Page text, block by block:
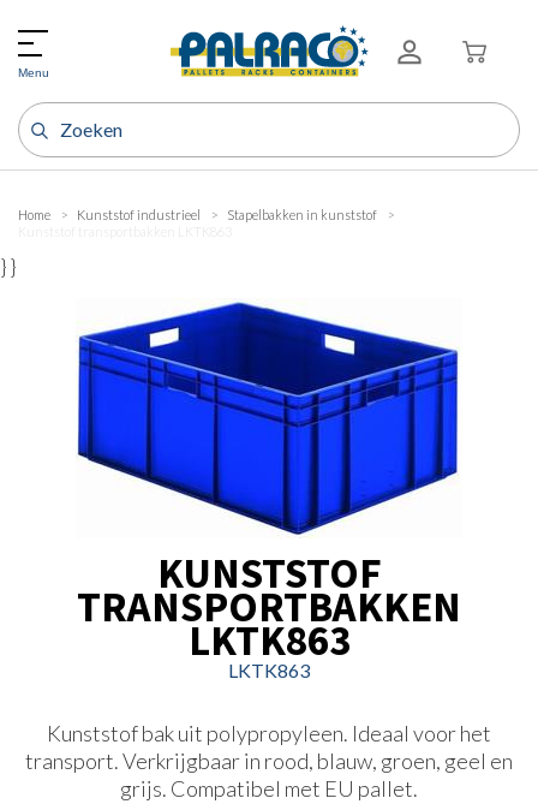
Menu
Home Kunststof industrieel
Stapelbakken in kunststof
Kunststof transportbakken LKTK863
} }
KUNSTSTOF
TRANSPORTBAKKEN
LKTK863
LKTK863
Kunststof bak uit polypropyleen. Ideaal voor het
transport. Verkrijgbaar in rood, blauw, groen, geel en
grijs. Compatibel met EU pallet.